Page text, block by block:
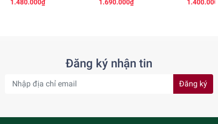
1.480.000₫
1.690.000₫
Đăng ký nhận tin
Đăng ký